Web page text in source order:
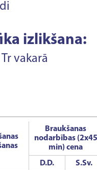
izlikšana:
vakarā
Braukšanas
nodarbības (2x45
min) cena
D.D.
S.Sv.